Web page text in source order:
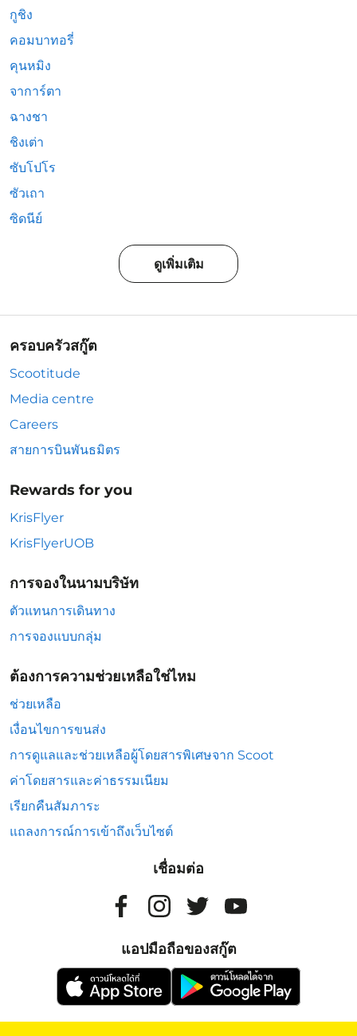
กูชิง
คอมบาทอรี่
คุนหมิง
จาการ์ตา
ฉางชา
ชิงเต่า
ซับโปโร
ซัวเถา
ซิดนีย์
ดูเพิ่มเติม
ครอบครัวสกู๊ต
Scootitude
Media centre
Careers
สายการบินพันธมิตร
Rewards for you
KrisFlyer
KrisFlyerUOB
การจองในนามบริษัท
ตัวแทนการเดินทาง
การจองแบบกลุ่ม
ต้องการความช่วยเหลือใช่ไหม
ช่วยเหลือ
เงื่อนไขการขนส่ง
การดูแลและช่วยเหลือผู้โดยสารพิเศษจาก Scoot
ค่าโดยสารและค่าธรรมเนียม
เรียกคืนสัมภาระ
แถลงการณ์การเข้าถึงเว็บไซต์
เชื่อมต่อ
แอปมือถือของสกู๊ต